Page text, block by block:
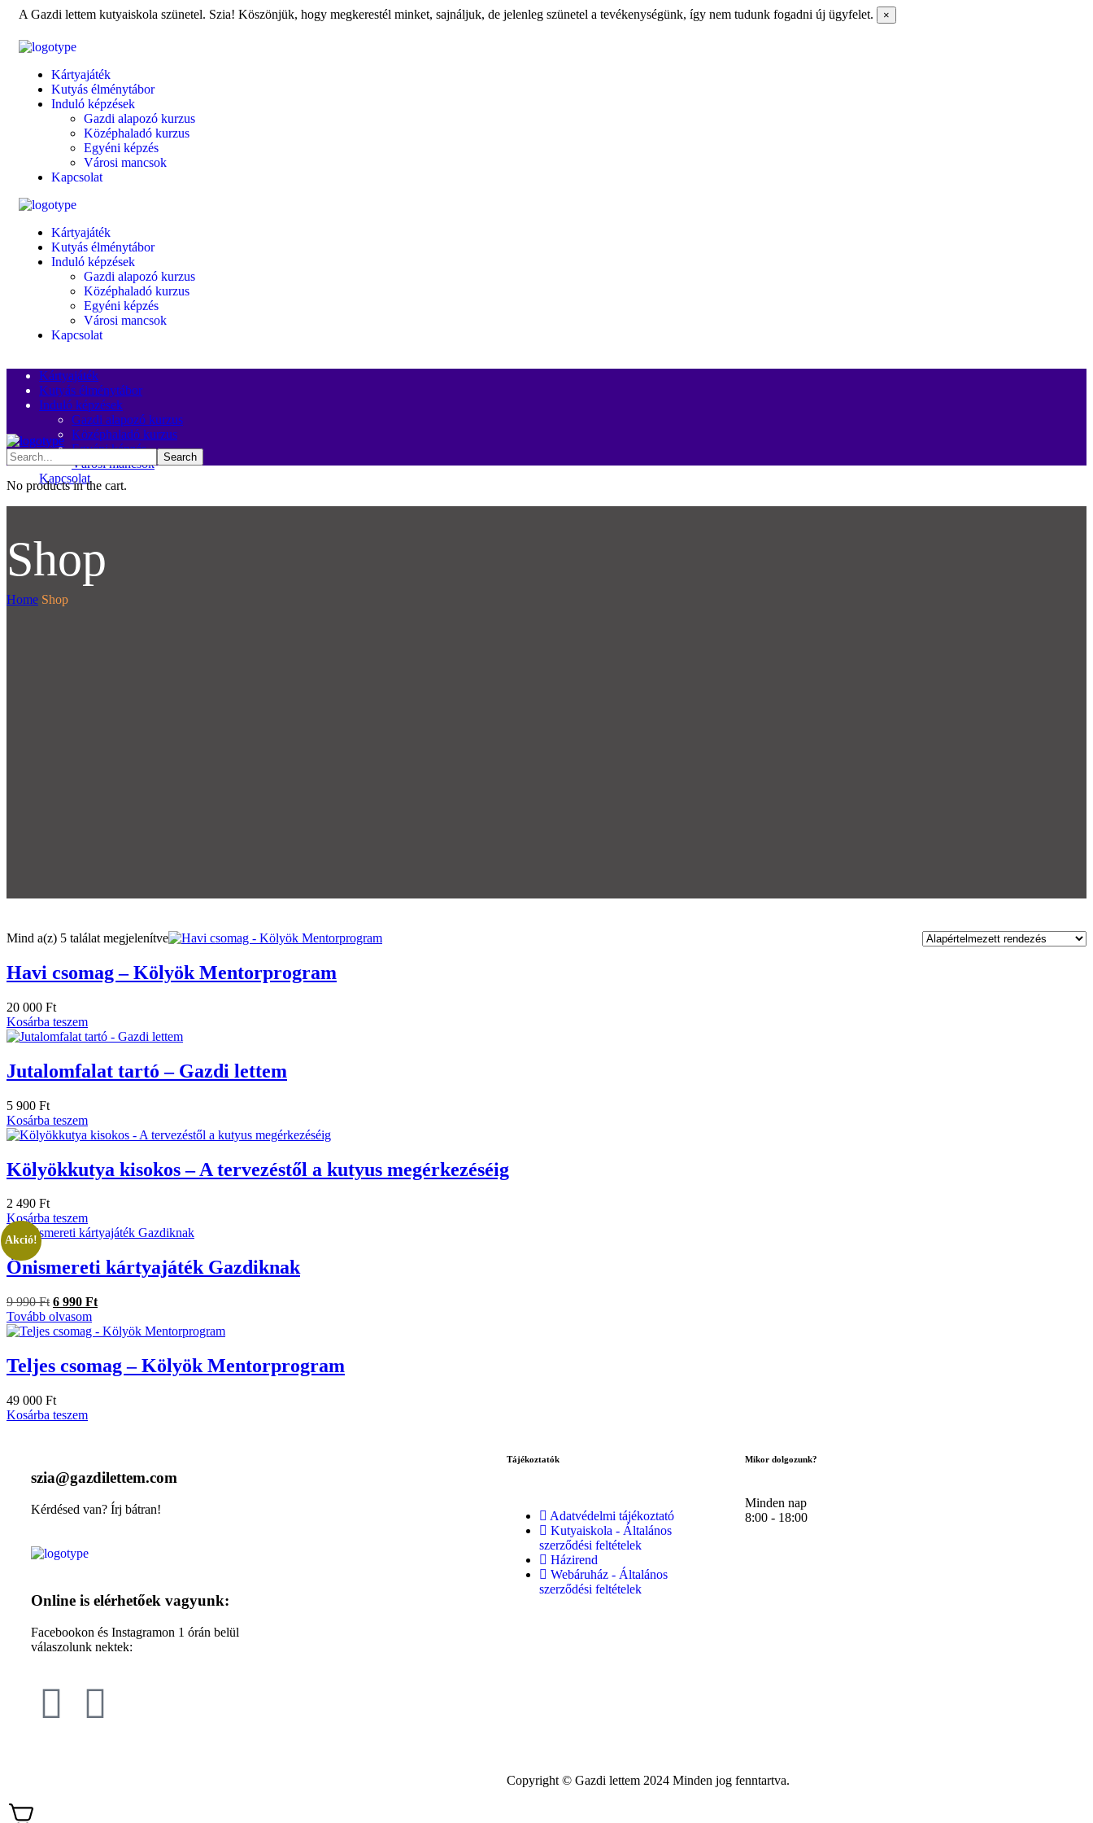
A Gazdi lettem kutyaiskola szünetel. Szia! Köszönjük, hogy megkerestél minket, sajnáljuk, de jelenleg szünetel a tevékenységünk, így nem tudunk fogadni új ügyfelet. ×
Kártyajáték
Kutyás élménytábor
Induló képzések
Gazdi alapozó kurzus
Középhaladó kurzus
Egyéni képzés
Városi mancsok
Kapcsolat
Kártyajáték
Kutyás élménytábor
Induló képzések
Gazdi alapozó kurzus
Középhaladó kurzus
Egyéni képzés
Városi mancsok
Kapcsolat
Kártyajáték
Kutyás élménytábor
Induló képzések
Gazdi alapozó kurzus
Középhaladó kurzus
Egyéni képzés
Városi mancsok
Kapcsolat
No products in the cart.
Shop
Home Shop
Mind a(z) 5 találat megjelenítve
Havi csomag – Kölyök Mentorprogram
20 000 Ft
Kosárba teszem
Jutalomfalat tartó – Gazdi lettem
5 900 Ft
Kosárba teszem
Kölyökkutya kisokos – A tervezéstől a kutyus megérkezéséig
2 490 Ft
Kosárba teszem
Akció!
Önismereti kártyajáték Gazdiknak
9 990Ft 6 990 Ft
Tovább olvasom
Teljes csomag – Kölyök Mentorprogram
49 000 Ft
Kosárba teszem
szia@gazdilettem.com
Kérdésed van? Írj bátran!
Online is elérhetőek vagyunk:
Facebookon és Instagramon 1 órán belül
válaszolunk nektek:
Tájékoztatók
Adatvédelmi tájékoztató
Kutyaiskola - Általános
szerződési feltételek
Házirend
Webáruház - Általános
szerződési feltételek
Mikor dolgozunk?
Minden nap
8:00 - 18:00
Copyright © Gazdi lettem 2024 Minden jog fenntartva.